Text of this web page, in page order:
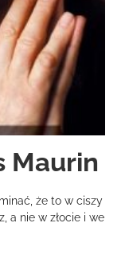
Maurin
że to w ciszy
a nie w złocie i we